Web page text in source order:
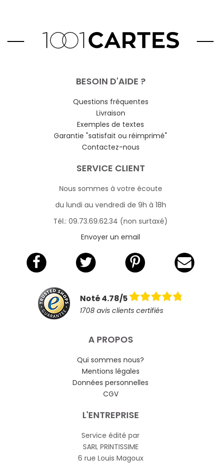
BESOIN D'AIDE ?
Questions fréquentes
Livraison
Exemples de textes
Garantie "satisfait ou réimprimé"
Contactez-nous
SERVICE CLIENT
Nous sommes à votre écoute
du lundi au vendredi de 9h à 18h
Tél.: 09.73.69.62.34 (non surtaxé)
Envoyer un email
Noté 4.78/5
1708 avis clients certifiés
A PROPOS
Qui sommes nous?
Mentions légales
Données personnelles
CGV
L'ENTREPRISE
Service édité par
SARL PRINTISSIME
6 rue Louis Magoux